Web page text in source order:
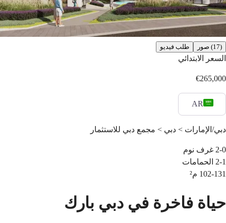
(17) صور طلب فيديو
السعر الابتدائي
€265,000
AR
دبي/الإمارات > دبي > مجمع دبي للاستثمار
2-0 غرف نوم
2-1 الحمامات
102-131 م²
حياة فاخرة في دبي بارك